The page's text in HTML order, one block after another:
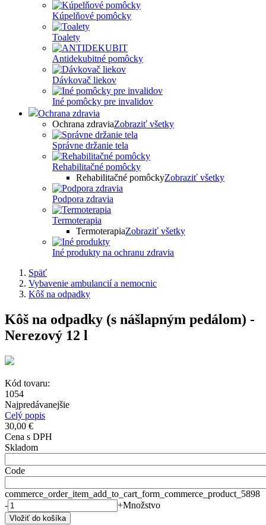
Kúpelňové pomôcky
Toalety
Antidekubitné pomôcky
Dávkovač liekov
Iné pomôcky pre invalidov
Ochrana zdravia
Ochrana zdraviaZobraziť všetky
Správne držanie tela
Rehabilitačné pomôcky
Rehabilitačné pomôckyZobraziť všetky
Podpora zdravia
Termoterapia
TermoterapiaZobraziť všetky
Iné produkty na ochranu zdravia
Späť
Vybavenie ambulancií a nemocnic
Kôš na odpadky
Kôš na odpadky (s nášlapným pedálom) -
Nerezový 12 l
Kód tovaru:
1054
Najpredávanejšie
Celý popis
30,00 €
Cena s DPH
Skladom
Code
commerce_order_item_add_to_cart_form_commerce_product_5898
-
+Množstvo